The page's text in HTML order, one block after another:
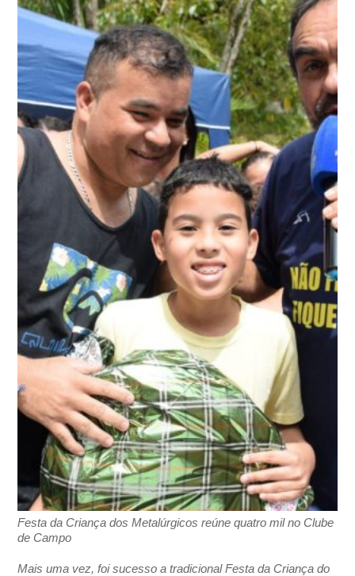
Festa da Criança dos Metalúrgicos reúne quatro mil no Clube
de Campo
Mais uma vez, foi sucesso a tradicional Festa da Criança do